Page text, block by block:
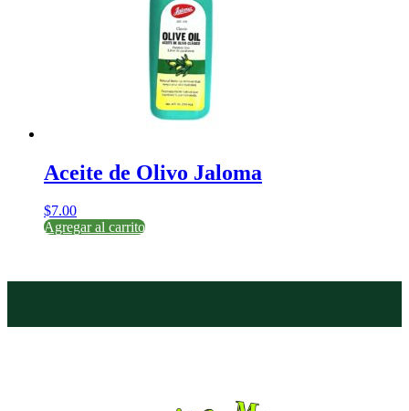
Aceite de Olivo Jaloma
$7.00
Agregar al carrito